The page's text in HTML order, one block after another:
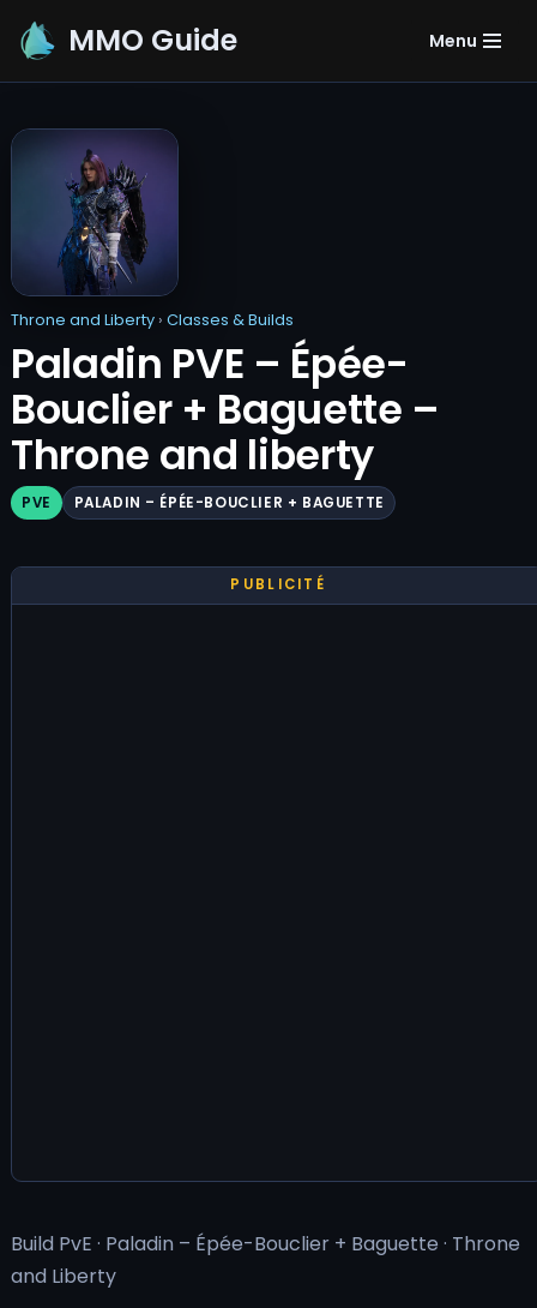
Aller
contenu
MMO Guide Menu
Throne and Liberty› Classes & Builds
Paladin PVE – Épée-
Bouclier + Baguette –
Throne and liberty
PVE PALADIN – ÉPÉE-BOUCLIER + BAGUETTE
Build PvE · Paladin – Épée-Bouclier + Baguette · Throne
and Liberty